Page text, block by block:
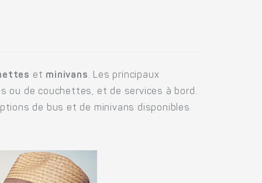
et minivans. Les principaux
ou de couchettes, et de services à bord.
de bus et de minivans disponibles